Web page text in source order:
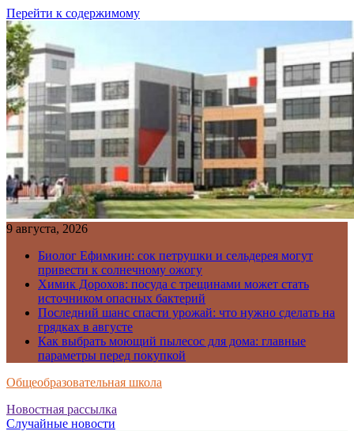
Перейти к содержимому
9 августа, 2026
Биолог Ефимкин: сок петрушки и сельдерея могут
привести к солнечному ожогу
Химик Дорохов: посуда с трещинами может стать
источником опасных бактерий
Последний шанс спасти урожай: что нужно сделать на
грядках в августе
Как выбрать моющий пылесос для дома: главные
параметры перед покупкой
Общеобразовательная школа
Новостная рассылка
Случайные новости